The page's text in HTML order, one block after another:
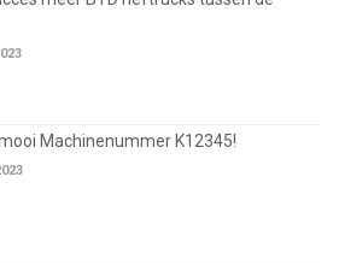
Machinenummer K12345!